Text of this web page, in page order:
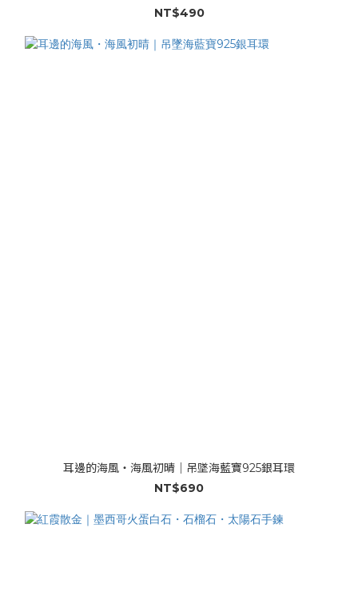
NT$490
耳邊的海風・海風初晴｜吊墜海藍寶925銀耳環
NT$690